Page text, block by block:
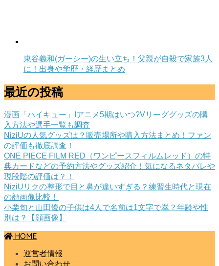
東谷義和(ガーシー)の生い立ち！父親が自殺で家族3人
に！出身や学歴・経歴まとめ
最近の投稿
漫画「ハイキュー」!アニメ5期はいつ?Vリーググッズの購
入方法や選手一覧も調査
NiziUの人気グッズは？販売場所や購入方法まとめ！ファン
の評価も徹底調査！
ONE PIECE FILM RED（ワンピースフィルムレッド）の特
典カードなどの予約方法やグッズ紹介！気になるネタバレや
現段階の評価は？！
NiziUリクの整形で目と鼻が違いすぎる？練習生時代と現在
の顔画像比較！
小栗旬と山田優の子供は4人で名前は1文字で翠？年齢や性
別は？【顔画像】
HOME
運営者情報
お問い合わせ